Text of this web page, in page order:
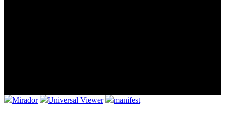
Mirador Universal Viewer manifest